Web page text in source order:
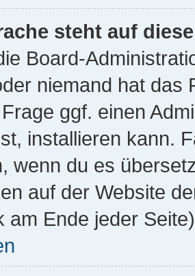
steht auf
Board-
niemand hat das
ggf. einen
installieren kann.
wenn du es
auf der Website
am Ende jeder